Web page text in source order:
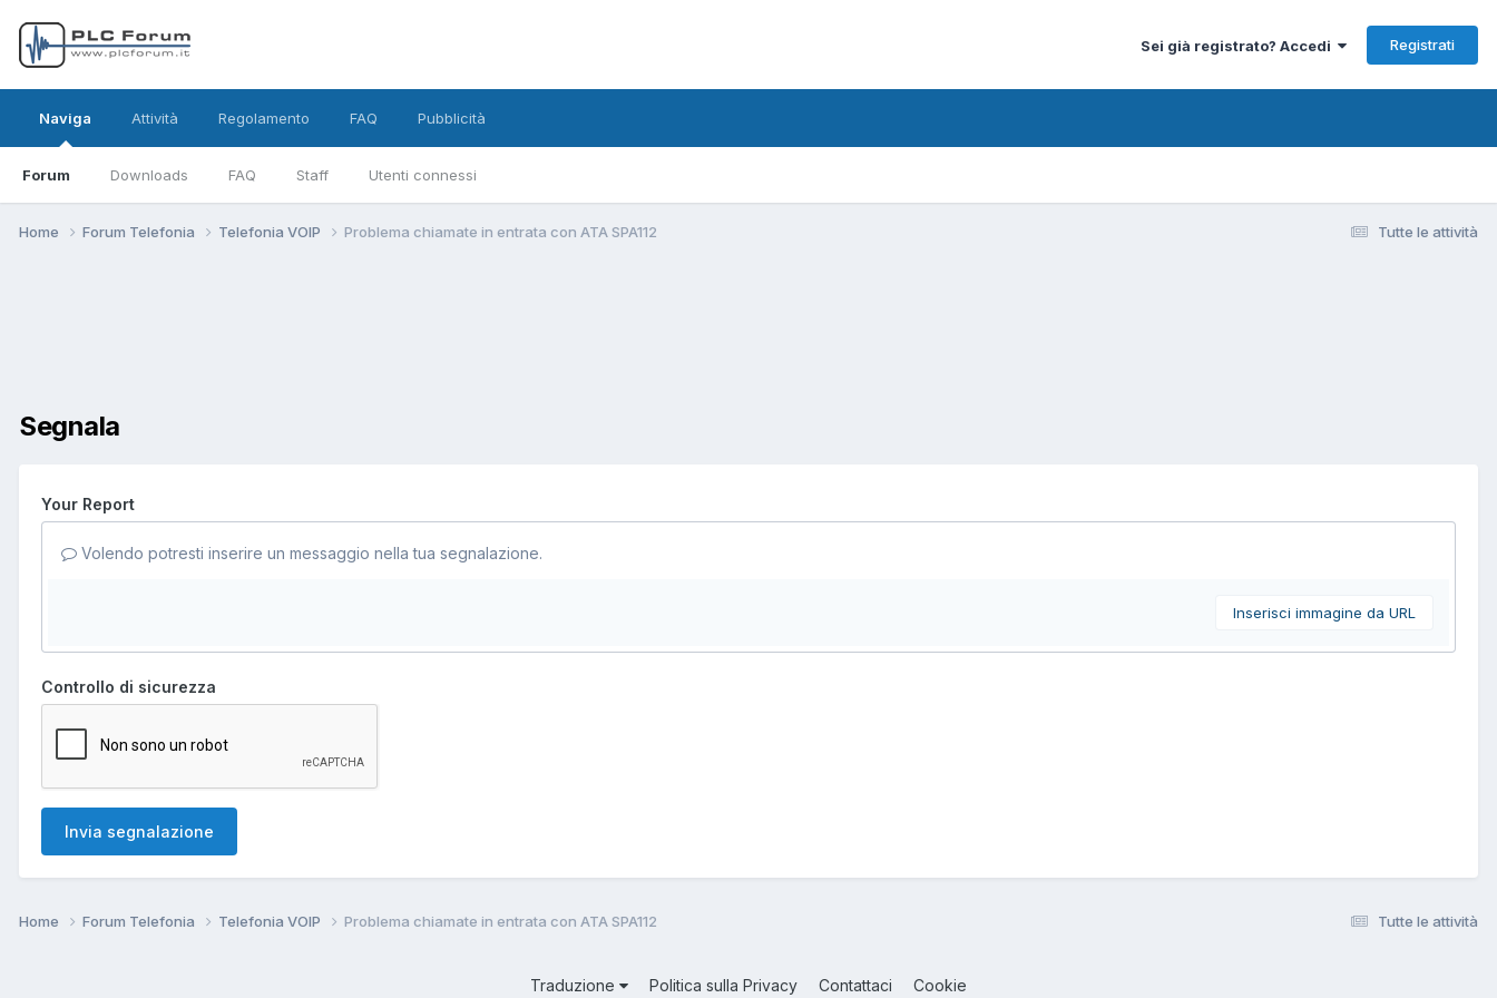
Sei già registrato? Accedi Registrati
Naviga
Forum Downloads FAQ Staff Utenti connessi
Attività Regolamento FAQ Pubblicità
Tutte le attività
Home Forum Telefonia Telefonia VOIP Problema chiamate in entrata con ATA SPA112
Segnala
Your Report
Volendo potresti inserire un messaggio nella tua segnalazione.
Inserisci immagine da URL
Controllo di sicurezza
Invia segnalazione
Tutte le attività
Home Forum Telefonia Telefonia VOIP Problema chiamate in entrata con ATA SPA112
Traduzione Politica sulla Privacy Contattaci Cookie